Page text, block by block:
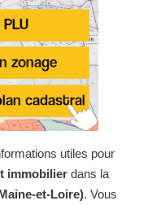
utiles pour
immobilier dans la
et-Loire). Vous